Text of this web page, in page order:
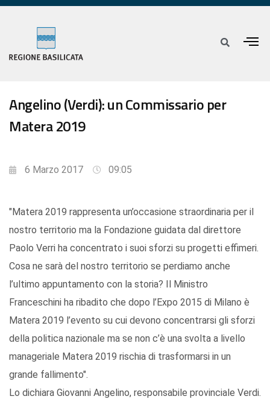
Angelino (Verdi): un Commissario per
Matera 2019
6 Marzo 2017 09:05
"Matera 2019 rappresenta un’occasione straordinaria per il
nostro territorio ma la Fondazione guidata dal direttore
Paolo Verri ha concentrato i suoi sforzi su progetti effimeri.
Cosa ne sarà del nostro territorio se perdiamo anche
l’ultimo appuntamento con la storia? Il Ministro
Franceschini ha ribadito che dopo l’Expo 2015 di Milano è
Matera 2019 l’evento su cui devono concentrarsi gli sforzi
della politica nazionale ma se non c’è una svolta a livello
manageriale Matera 2019 rischia di trasformarsi in un
grande fallimento".
Lo dichiara Giovanni Angelino, responsabile provinciale Verdi.